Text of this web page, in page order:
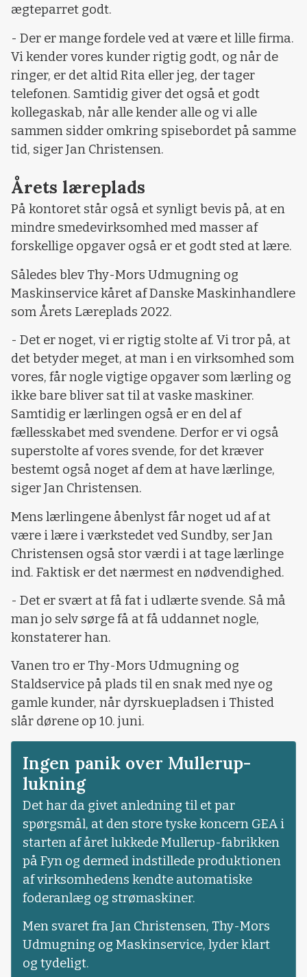
ægteparret godt.
- Der er mange fordele ved at være et lille firma.
Vi kender vores kunder rigtig godt, og når de
ringer, er det altid Rita eller jeg, der tager
telefonen. Samtidig giver det også et godt
kollegaskab, når alle kender alle og vi alle
sammen sidder omkring spisebordet på samme
tid, siger Jan Christensen.
Årets læreplads
På kontoret står også et synligt bevis på, at en
mindre smedevirksomhed med masser af
forskellige opgaver også er et godt sted at lære.
Således blev Thy-Mors Udmugning og
Maskinservice kåret af Danske Maskinhandlere
som Årets Læreplads 2022.
- Det er noget, vi er rigtig stolte af. Vi tror på, at
det betyder meget, at man i en virksomhed som
vores, får nogle vigtige opgaver som lærling og
ikke bare bliver sat til at vaske maskiner.
Samtidig er lærlingen også er en del af
fællesskabet med svendene. Derfor er vi også
superstolte af vores svende, for det kræver
bestemt også noget af dem at have lærlinge,
siger Jan Christensen.
Mens lærlingene åbenlyst får noget ud af at
være i lære i værkstedet ved Sundby, ser Jan
Christensen også stor værdi i at tage lærlinge
ind. Faktisk er det nærmest en nødvendighed.
- Det er svært at få fat i udlærte svende. Så må
man jo selv sørge få at få uddannet nogle,
konstaterer han.
Vanen tro er Thy-Mors Udmugning og
Staldservice på plads til en snak med nye og
gamle kunder, når dyrskuepladsen i Thisted
slår dørene op 10. juni.
Ingen panik over Mullerup-
lukning
Det har da givet anledning til et par
spørgsmål, at den store tyske koncern GEA i
starten af året lukkede Mullerup-fabrikken
på Fyn og dermed indstillede produktionen
af virksomhedens kendte automatiske
foderanlæg og strømaskiner.
Men svaret fra Jan Christensen, Thy-Mors
Udmugning og Maskinservice, lyder klart
og tydeligt.